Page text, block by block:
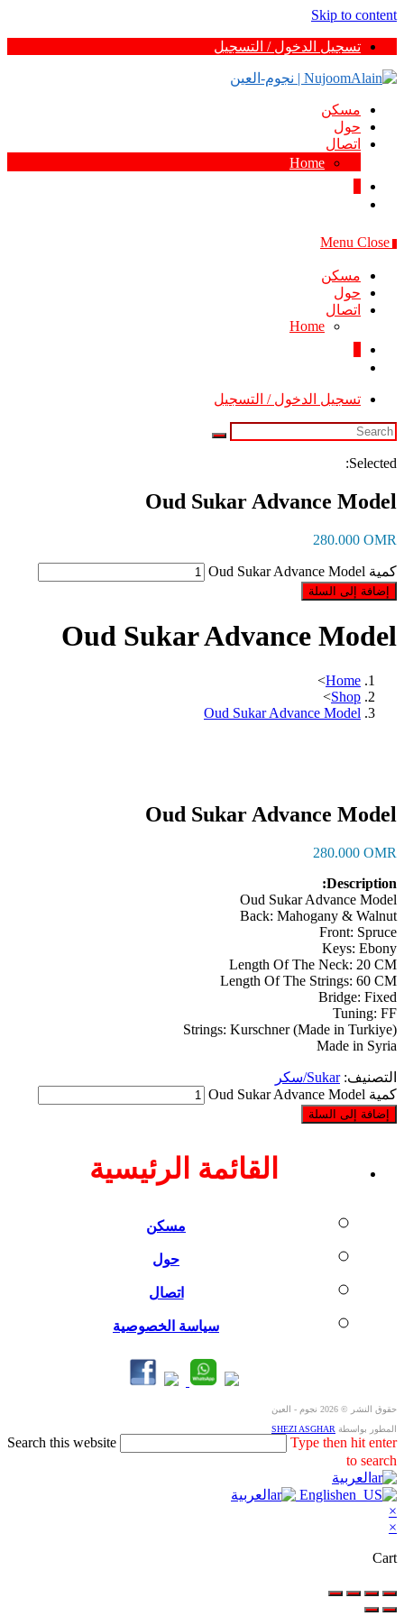
Skip to content
تسجيل الدخول / التسجيل
مسكن
حول
اتصال
Home
Menu Close
مسكن
حول
اتصال
Home
تسجيل الدخول / التسجيل
Selected:
Oud Sukar Advance Model
280.000 OMR
كمية Oud Sukar Advance Model
إضافة إلى السلة
Oud Sukar Advance Model
Home
>
Shop
>
Oud Sukar Advance Model
Oud Sukar Advance Model
280.000 OMR
Description:
Oud Sukar Advance Model
Back: Mahogany & Walnut
Front: Spruce
Keys: Ebony
Length Of The Neck: 20 CM
Length Of The Strings: 60 CM
Bridge: Fixed
Tuning: FF
Strings: Kurschner (Made in Turkiye)
Made in Syria
التصنيف:Sukar/سكر
كمية Oud Sukar Advance Model
إضافة إلى السلة
القائمة الرئيسية
مسكن
حول
اتصال
سياسة الخصوصية
حقوق النشر © 2026 نجوم - العين
المطور بواسطة SHEZI ASGHAR
Search this website
Type then hit enter
to search
العربية
English
العربية
×
×
Cart